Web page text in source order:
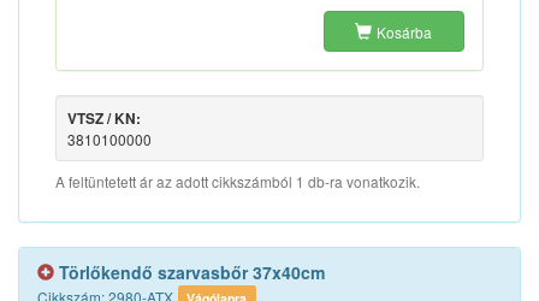
Kosárba
VTSZ / KN:
3810100000
A feltüntetett ár az adott cikkszámból 1 db-ra vonatkozik.
Törlőkendő szarvasbőr 37x40cm
Cikkszám: 2980-ATX